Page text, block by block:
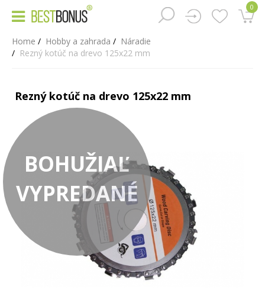
0
Home Hobby a zahrada
Náradie
Rezný kotúč na drevo 125x22 mm
Rezný kotúč na drevo 125x22 mm
BOHUŽIAĽ
VYPREDANÉ